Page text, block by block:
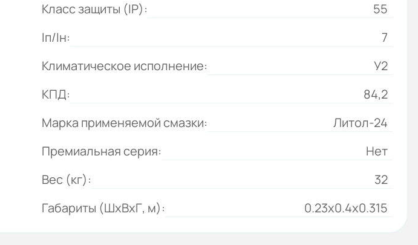
Класс защиты (IP):
55
Iп/Iн:
7
Климатическое исполнение:
У2
КПД:
84,2
Марка применяемой смазки:
Литол-24
Премиальная серия:
Нет
Вес (кг):
32
Габариты (ШхВхГ, м): 0.23x0.4x0.315